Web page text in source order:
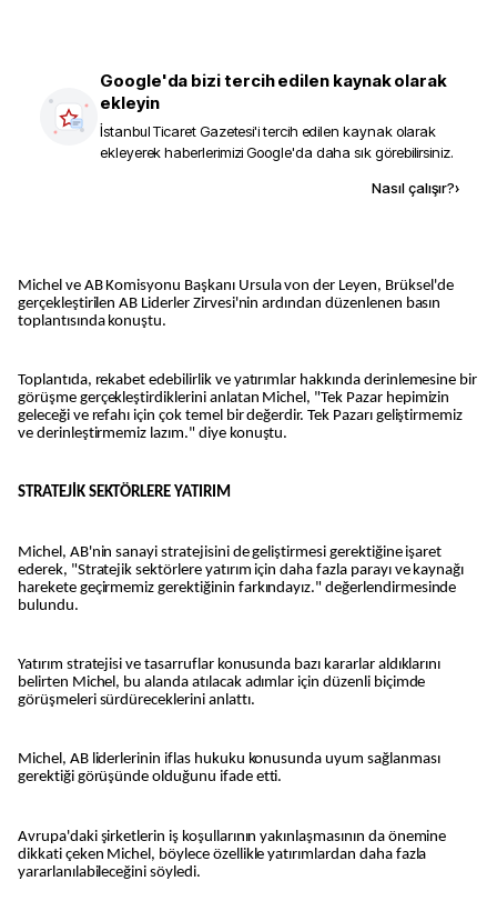
Google'da bizi tercih edilen kaynak olarak
ekleyin
İstanbul Ticaret Gazetesi'i tercih edilen kaynak olarak
ekleyerek haberlerimizi Google'da daha sık görebilirsiniz.
Nasıl çalışır?›
Michel ve AB Komisyonu Başkanı Ursula von der Leyen, Brüksel'de
gerçekleştirilen AB Liderler Zirvesi'nin ardından düzenlenen basın
toplantısında konuştu.
Toplantıda, rekabet edebilirlik ve yatırımlar hakkında derinlemesine bir
görüşme gerçekleştirdiklerini anlatan Michel, "Tek Pazar hepimizin
geleceği ve refahı için çok temel bir değerdir. Tek Pazarı geliştirmemiz
ve derinleştirmemiz lazım." diye konuştu.
STRATEJİK SEKTÖRLERE YATIRIM
Michel, AB'nin sanayi stratejisini de geliştirmesi gerektiğine işaret
ederek, "Stratejik sektörlere yatırım için daha fazla parayı ve kaynağı
harekete geçirmemiz gerektiğinin farkındayız." değerlendirmesinde
bulundu.
Yatırım stratejisi ve tasarruflar konusunda bazı kararlar aldıklarını
belirten Michel, bu alanda atılacak adımlar için düzenli biçimde
görüşmeleri sürdüreceklerini anlattı.
Michel, AB liderlerinin iflas hukuku konusunda uyum sağlanması
gerektiği görüşünde olduğunu ifade etti.
Avrupa'daki şirketlerin iş koşullarının yakınlaşmasının da önemine
dikkati çeken Michel, böylece özellikle yatırımlardan daha fazla
yararlanılabileceğini söyledi.